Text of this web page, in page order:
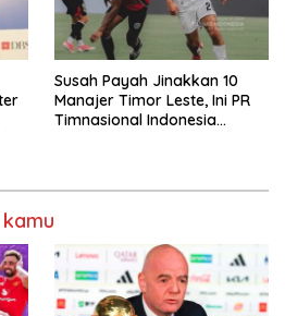
Susah Payah Jinakkan 10
Manajer Timor Leste, Ini PR
Timnasional Indonesia